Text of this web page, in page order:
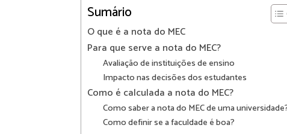
Sumário
O que é a nota do MEC
Para que serve a nota do MEC?
Avaliação de instituições de ensino
Impacto nas decisões dos estudantes
Como é calculada a nota do MEC?
Como saber a nota do MEC de uma
Como definir se a faculdade é boa?